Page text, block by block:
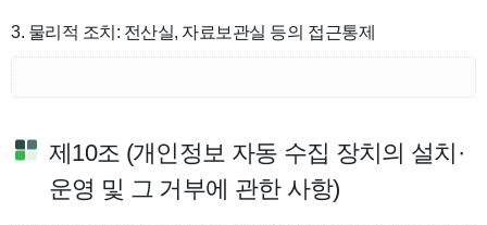
3. 물리적 조치: 전산실, 자료보관실 등의 접근통제
제10조 (개인정보 자동 수집 장치의 설치·
운영 및 그 거부에 관한 사항)